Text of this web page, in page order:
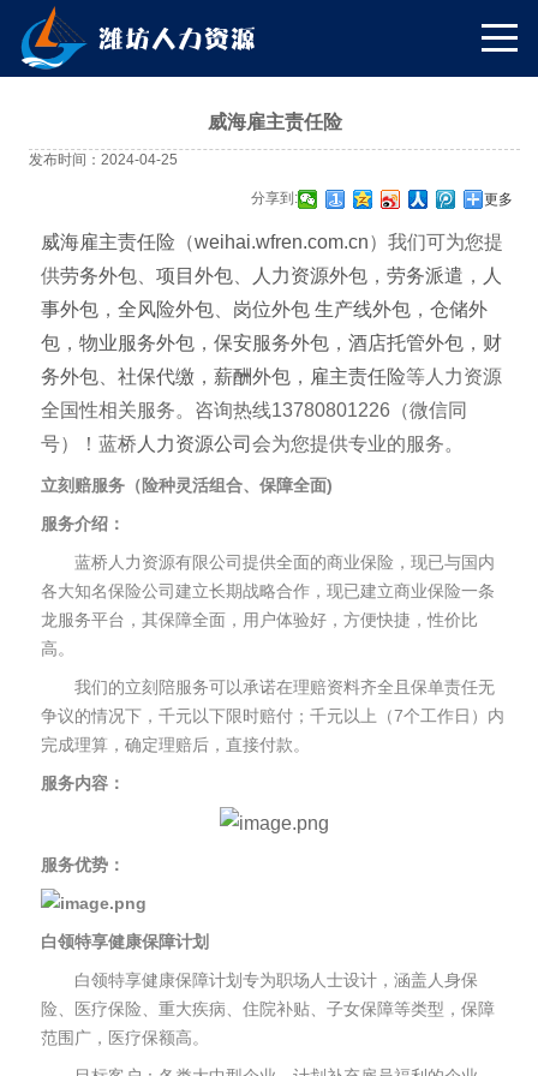
威海雇主责任险
发布时间：2024-04-25
分享到: 更多
威海雇主责任险 （weihai.wfren.com.cn）我们可为您提
供劳务外包 项目外包 人力资源外包 ， 劳务派遣 ，
人
事外包 ， 全风险外包 岗位外包 生产线外包 ， 仓储外
包 ， 物业服务外包 ， 保安服务外包 ， 酒店托管外包 ， 财
务外包
社保代缴 ， 薪酬外包 ， 雇主责任险等人力资源
全国性相关服务。咨询热线13780801226（微信同
号）！蓝桥 人力资源公司 会为您提供专业的服务。
立刻赔服务（险种灵活组合、保障全面)
服务介绍：
蓝桥人力资源有限公司提供全面的商业保险，现已与国内
各大知名保险公司建立长期战略合作，现已建立商业保险一条
龙服务平台，其保障全面，用户体验好，方便快捷，性价比
高。
我们的立刻陪服务可以承诺在理赔资料齐全且保单责任无
争议的情况下，千元以下限时赔付；千元以上（7个工作日）内
完成理算，确定理赔后，直接付款。
服务内容：
服务优势：
白领特享健康保障计划
白领特享健康保障计划专为职场人士设计，涵盖人身保
险、医疗保险、重大疾病、住院补贴、子女保障等类型，保障
范围广，医疗保额高。